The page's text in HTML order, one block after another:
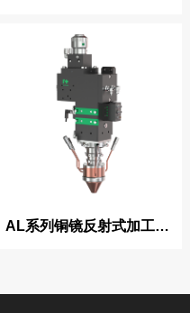
AL系列铜镜反射式加工头